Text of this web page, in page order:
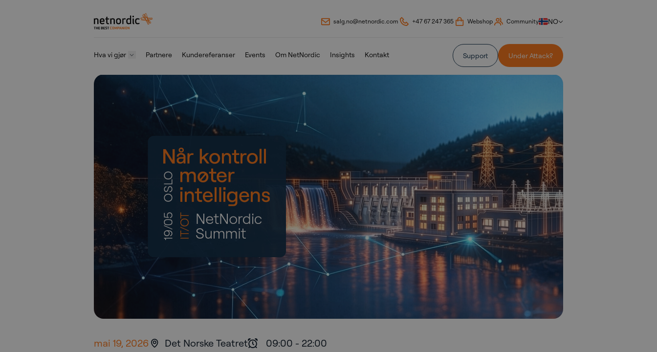
Gå til innhold
NetNordic Norway salg.no@netnordic.com +47 67 247 365 Webshop Community NO
Hva vi gjør Partnere Kundereferanser Events Om NetNordic Insights Kontakt Support Under Attack?
mai 19, 2026 Det Norske Teatret 09:00 - 22:00